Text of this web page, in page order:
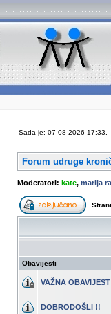
Sada je: 07-08-2026 17:33.
Forum udruge
Moderatori: kate, marija
Obavijesti
VAŽNA OBAVIJEST
DOBRODOŠLI !!